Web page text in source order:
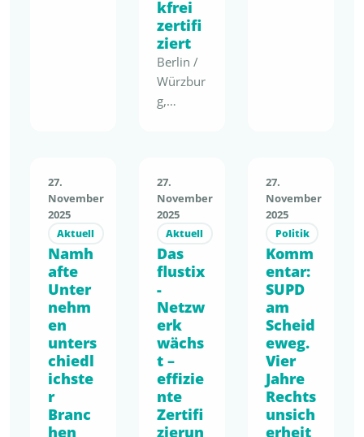
Directive
(SUPD)
haben
wir
unsere
Stellung
nahme
eingereic
ht.
Fokus
unseres
Beitrags:
die
kfrei
zertifi
ziert
Berlin /
Würzbur
g,
zählt zu
den
führend
en
Anbieter
n im
Bereich
naturna
her
Körperp
flege
und
Gesundh
eitsprod
entwicke
lt sich zu
einem
klaren
wirtscha
ftlichen
Vorteil.
Mit der
bevorste
henden
PPWR,
einer
sich
27.
November
2025
Aktuell
Namh
afte
Unter
nehm
en
unters
chiedl
ichste
r
Branc
hen
27.
November
2025
Aktuell
Das
flustix
-
Netzw
erk
wächs
t –
effizie
nte
Zertifi
zierun
27.
November
2025
Politik
Komm
entar:
SUPD
am
Scheid
eweg.
Vier
Jahre
Rechts
unsich
erheit